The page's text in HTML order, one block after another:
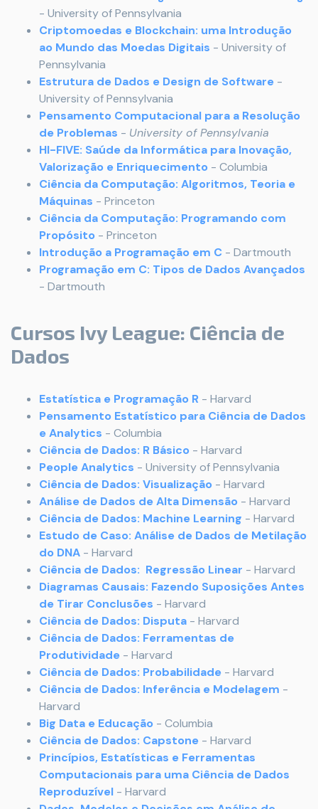
- University of Pennsylvania
Criptomoedas e Blockchain: uma Introdução
ao Mundo das Moedas Digitais - University of
Pennsylvania
Estrutura de Dados e Design de Software -
University of Pennsylvania
Pensamento Computacional para a Resolução
de Problemas - University of Pennsylvania
HI-FIVE: Saúde da Informática para Inovação,
Valorização e Enriquecimento - Columbia
Ciência da Computação: Algoritmos, Teoria e
Máquinas - Princeton
Ciência da Computação: Programando com
Propósito - Princeton
Introdução a Programação em C - Dartmouth
Programação em C: Tipos de Dados Avançados
- Dartmouth
Cursos Ivy League: Ciência de
Dados
Estatística e Programação R - Harvard
Pensamento Estatístico para Ciência de Dados
e Analytics - Columbia
Ciência de Dados: R Básico - Harvard
People Analytics - University of Pennsylvania
Ciência de Dados: Visualização - Harvard
Análise de Dados de Alta Dimensão - Harvard
Ciência de Dados: Machine Learning - Harvard
Estudo de Caso: Análise de Dados de Metilação
do DNA - Harvard
Ciência de Dados: Regressão Linear - Harvard
Diagramas Causais: Fazendo Suposições Antes
de Tirar Conclusões - Harvard
Ciência de Dados: Disputa - Harvard
Ciência de Dados: Ferramentas de
Produtividade - Harvard
Ciência de Dados: Probabilidade - Harvard
Ciência de Dados: Inferência e Modelagem -
Harvard
Big Data e Educação - Columbia
Ciência de Dados: Capstone - Harvard
Princípios, Estatísticas e Ferramentas
Computacionais para uma Ciência de Dados
Reproduzível - Harvard